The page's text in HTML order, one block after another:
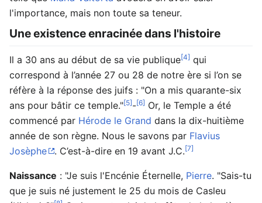
l'importance, mais non toute sa teneur.
Une existence enracinée dans l'histoire
Il a 30 ans au début de sa vie publique[4] qui
correspond à l’année 27 ou 28 de notre ère si l’on se
réfère à la réponse des juifs : "On a mis quarante-six
ans pour bâtir ce temple."[5]-[6] Or, le Temple a été
commencé par Hérode le Grand dans la dix-huitième
année de son règne. Nous le savons par Flavius
Josèphe
. C’est-à-dire en 19 avant J.C.[7]
Naissance : "Je suis l'Encénie Éternelle, Pierre. "Sais-tu
que je suis né justement le 25 du mois de Casleu